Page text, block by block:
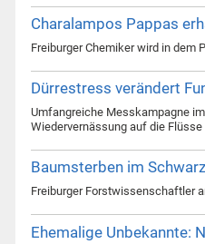
Charalampos Pappas
Freiburger Chemiker wird in dem
Dürrestress verändert
Umfangreiche Messkampagne
Wiedervernässung auf die
Baumsterben im
Freiburger Forstwissenschaftler
Ehemalige Unbekannte: